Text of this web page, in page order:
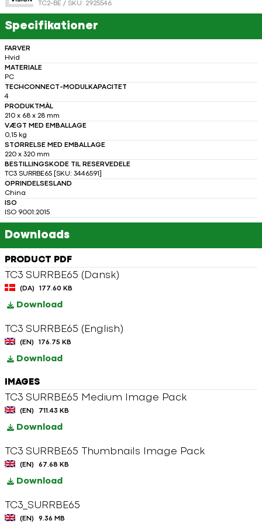
TC2-BE / SKU: 2925546
Specifikationer
FARVER
Hvid
MATERIALE
PC
TECHCONNECT-MODULKAPACITET
4
PRODUKTMÅL
210 x 68 x 28 mm
VÆGT MED EMBALLAGE
0,15 kg
STØRRELSE MED EMBALLAGE
220 x 320 mm
BESTILLINGSKODE TIL RESERVEDELE
TC3 SURRBE65 [SKU: 3446591]
OPRINDELSESLAND
China
ISO
ISO 9001:2015
Downloads
PRODUCT PDF
TC3 SURRBE65 (Dansk)
(DA) 177.60 KB
Download
TC3 SURRBE65 (English)
(EN) 176.75 KB
Download
IMAGES
TC3 SURRBE65 Medium Image Pack
(EN) 711.43 KB
Download
TC3 SURRBE65 Thumbnails Image Pack
(EN) 67.68 KB
Download
TC3_SURRBE65
(EN) 9.36 MB